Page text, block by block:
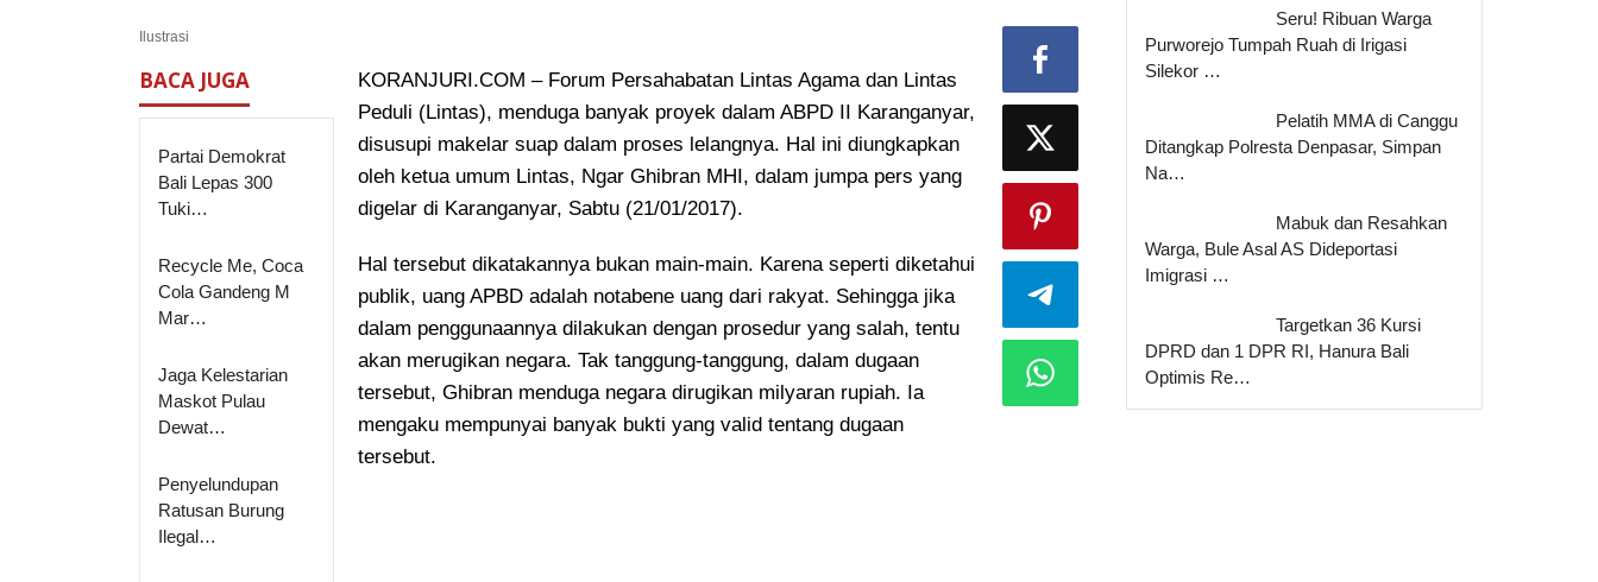
Makelar
Ilustrasi
BACA JUGA
Partai Demokrat
Bali Lepas 300
Tuki…
Recycle Me, Coca
Cola Gandeng M
Mar…
Jaga Kelestarian
Maskot Pulau
Dewat…
Penyelundupan
Ratusan Burung
Ilegal…
KORANJURI.COM – Forum Persahabatan Lintas Agama dan Lintas
Peduli (Lintas), menduga banyak proyek dalam ABPD II Karanganyar,
disusupi makelar suap dalam proses lelangnya. Hal ini diungkapkan
oleh ketua umum Lintas, Ngar Ghibran MHI, dalam jumpa pers yang
digelar di Karanganyar, Sabtu (21/01/2017).
Hal tersebut dikatakannya bukan main-main. Karena seperti diketahui
publik, uang APBD adalah notabene uang dari rakyat. Sehingga jika
dalam penggunaannya dilakukan dengan prosedur yang salah, tentu
akan merugikan negara. Tak tanggung-tanggung, dalam dugaan
tersebut, Ghibran menduga negara dirugikan milyaran rupiah. Ia
mengaku mempunyai banyak bukti yang valid tentang dugaan
tersebut.
Seru! Ribuan Warga
Purworejo Tumpah Ruah di Irigasi
Silekor …
Pelatih MMA di Canggu
Ditangkap Polresta Denpasar, Simpan
Na…
Mabuk dan Resahkan
Warga, Bule Asal AS Dideportasi
Imigrasi …
Targetkan 36 Kursi
DPRD dan 1 DPR RI, Hanura Bali
Optimis Re…